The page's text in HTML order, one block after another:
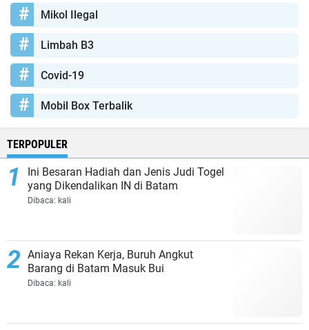
Mikol Ilegal
Limbah B3
Covid-19
Mobil Box Terbalik
TERPOPULER
Ini Besaran Hadiah dan Jenis Judi Togel
yang Dikendalikan IN di Batam
Dibaca: kali
Aniaya Rekan Kerja, Buruh Angkut
Barang di Batam Masuk Bui
Dibaca: kali